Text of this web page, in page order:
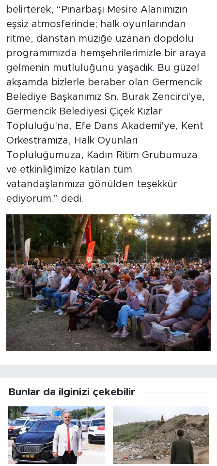
belirterek, “Pınarbaşı Mesire Alanımızın
eşsiz atmosferinde; halk oyunlarından
ritme, danstan müziğe uzanan dopdolu
programımızda hemşehrilerimizle bir araya
gelmenin mutluluğunu yaşadık. Bu güzel
akşamda bizlerle beraber olan Germencik
Belediye Başkanımız Sn. Burak Zencirci'ye,
Germencik Belediyesi Çiçek Kızlar
Topluluğu'na, Efe Dans Akademi'ye, Kent
Orkestramıza, Halk Oyunları
Topluluğumuza, Kadın Ritim Grubumuza
ve etkinliğimize katılan tüm
vatandaşlarımıza gönülden teşekkür
ediyorum.” dedi.
Bunlar da ilginizi çekebilir